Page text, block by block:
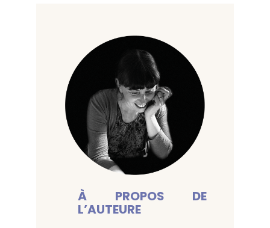
À PROPOS DE
L’AUTEURE